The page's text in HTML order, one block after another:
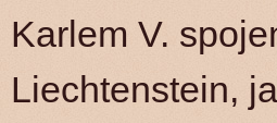
Karlem V.
Liechtenstein,